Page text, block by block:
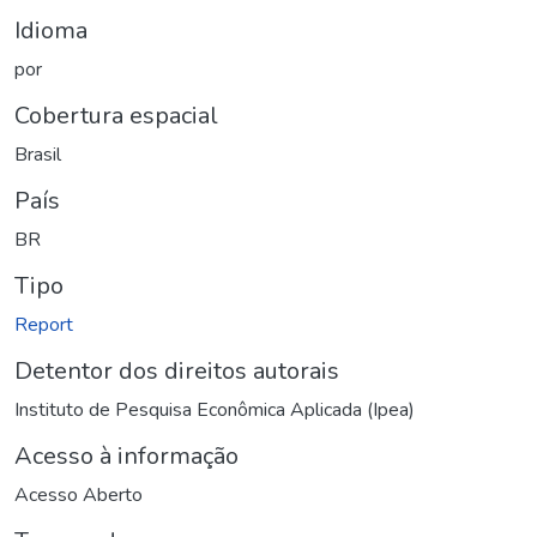
Idioma
por
Cobertura espacial
Brasil
País
BR
Tipo
Report
Detentor dos direitos autorais
Instituto de Pesquisa Econômica Aplicada (Ipea)
Acesso à informação
Acesso Aberto